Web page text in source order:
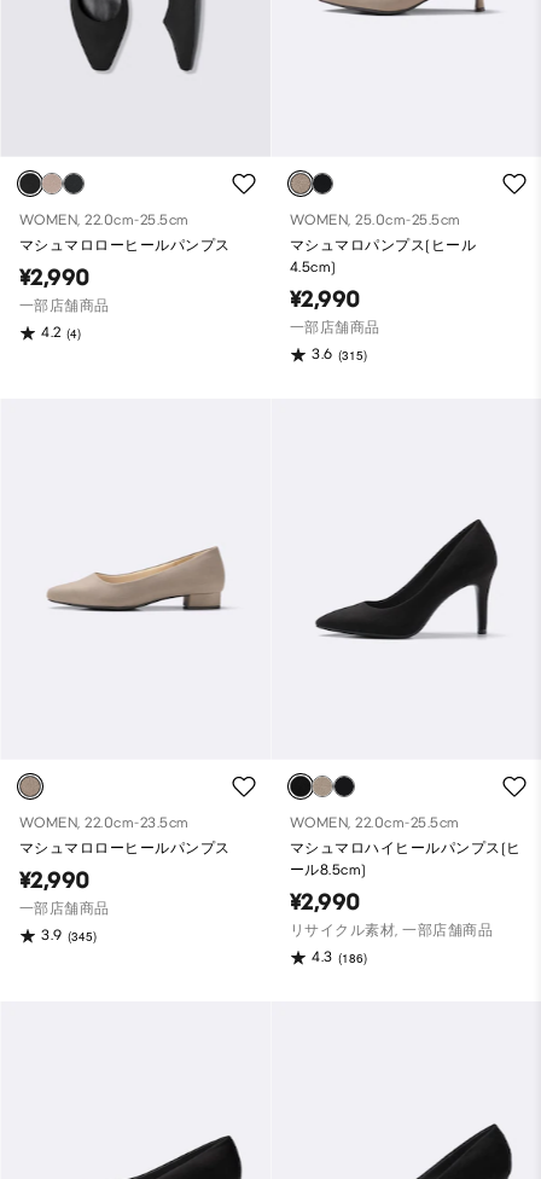
WOMEN, 22.0cm-25.5cm
マシュマロローヒールパンプス
¥2,990
一部店舗商品
4.2 (4)
WOMEN, 25.0cm-25.5cm
マシュマロパンプス(ヒール
4.5cm)
¥2,990
一部店舗商品
3.6 (315)
WOMEN, 22.0cm-23.5cm
マシュマロローヒールパンプス
¥2,990
一部店舗商品
3.9 (345)
WOMEN, 22.0cm-25.5cm
マシュマロハイヒールパンプス(ヒ
ール8.5cm)
¥2,990
リサイクル素材, 一部店舗商品
4.3 (186)